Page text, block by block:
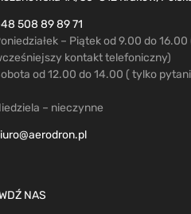
508 89 89 71
– Piątek od 9.00 do
kontakt telefoniczny)
od 12.00 do 14.00 ( tylko
– nieczynne
NAS